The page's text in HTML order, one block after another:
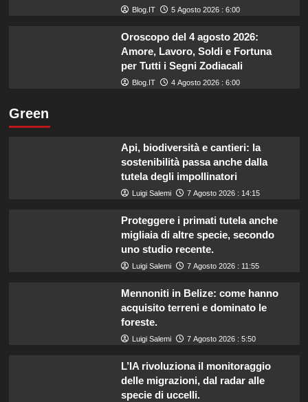
Blog.IT 5 Agosto 2026 : 6:00
Oroscopo del 4 agosto 2026:
Amore, Lavoro, Soldi e Fortuna
per Tutti i Segni Zodiacali
Blog.IT 4 Agosto 2026 : 6:00
Green
Api, biodiversità e cantieri: la
sostenibilità passa anche dalla
tutela degli impollinatori
Luigi Salemi 7 Agosto 2026 : 14:15
Proteggere i primati tutela anche
migliaia di altre specie, secondo
uno studio recente.
Luigi Salemi 7 Agosto 2026 : 11:55
Mennoniti in Belize: come hanno
acquisito terreni e dominato le
foreste.
Luigi Salemi 7 Agosto 2026 : 5:50
L’IA rivoluziona il monitoraggio
delle migrazioni, dal radar alle
specie di uccelli.